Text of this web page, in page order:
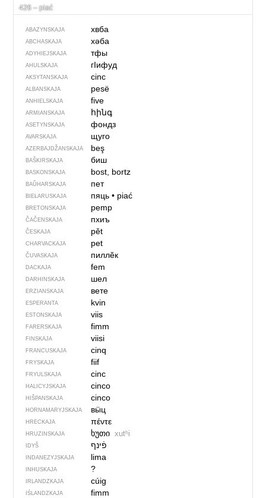
426 – piać
ABAZYNSKAJA хвба
ABCHASKAJA хәба
ADYHIEJSKAJA тфы
AHULSKAJA гIифуд
AKSYTANSKAJA cinc
ALBANSKAJA pesë
ANHIELSKAJA five
ARMIANSKAJA հինգ
ASETYNSKAJA фондз
AVARSKAJA щуго
AZERBAJDŽAN­SKAJA beş
BAŠKIRSKAJA биш
BASKONSKAJA bost, bortz
BAŬHARSKAJA пет
BIEŁARUSKAJA пяць• piać
BRETONSKAJA pemp
ČAČENSKAJA пхиъ
ČESKAJA pět
CHARVACKAJA pet
ČUVASKAJA пиллӗк
DACKAJA fem
DARHINSKAJA шел
ERZIANSKAJA вете
ESPERANTA kvin
ESTONSKAJA viis
FARERSKAJA fimm
FINSKAJA viisi
FRANCUSKAJA cinq
FRYSKAJA fiif
FRYULSKAJA cinc
HALICYJSKAJA cinco
HIŠPANSKAJA cinco
HORNAMARYJSKAJA вӹц
HRECKAJA πέντε
HRUZINSKAJA ხუთი xutʰi
IDYŠ פֿינף
INDANEZYJSKAJA lima
INHUSKAJA ?
IRLANDZKAJA cúig
IŚLANDZKAJA fimm